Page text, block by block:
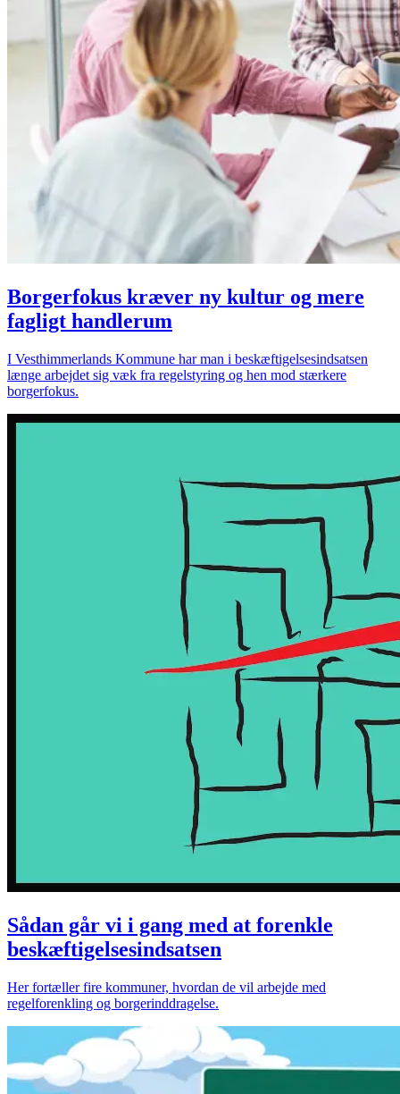
Borgerfokus kræver ny kultur og mere
fagligt handlerum
I Vesthimmerlands Kommune har man i beskæftigelsesindsatsen
længe arbejdet sig væk fra regelstyring og hen mod stærkere
borgerfokus.
Sådan går vi i gang med at forenkle
beskæftigelsesindsatsen
Her fortæller fire kommuner, hvordan de vil arbejde med
regelforenkling og borgerinddragelse.